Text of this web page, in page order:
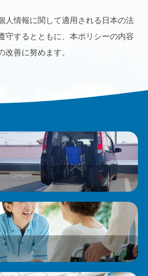
人情報に関して適用される日本の法
守するとともに、本ポリシーの内容
改善に努めます。